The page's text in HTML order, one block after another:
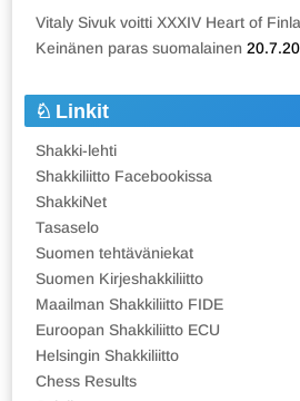
Vitaly Sivuk voitti XXXIV Heart of
Keinänen paras suomalainen
Linkit
Shakki-lehti
Shakkiliitto Facebookissa
ShakkiNet
Tasaselo
Suomen tehtäväniekat
Suomen Kirjeshakkiliitto
Maailman Shakkiliitto FIDE
Euroopan Shakkiliitto ECU
Helsingin Shakkiliitto
Chess Results